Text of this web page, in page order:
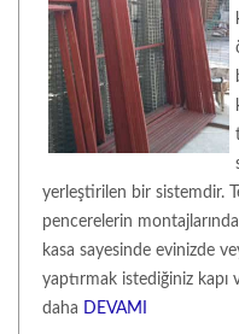
yerleştirilen bir sistemdir.
pencerelerin
kasa sayesinde evinizde
yaptırmak istediğiniz kapı
daha DEVAMI